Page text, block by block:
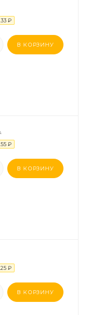
₽
В КОРЗИНУ
₽
В КОРЗИНУ
₽
В КОРЗИНУ